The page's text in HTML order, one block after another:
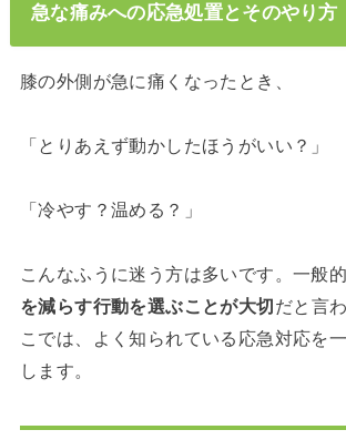
急な痛みへの応急処置とそのやり方
膝の外側が急に痛くなったとき、
「とりあえず動かしたほうがいい？」
「冷やす？温める？」
こんなふうに迷う方は多いです。一般的
を減らす行動を選ぶことが大切だと言
こでは、よく知られている応急対応を
します。